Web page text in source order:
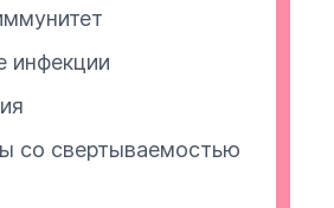
инфекции
со свертываемостью